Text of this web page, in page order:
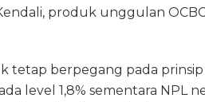
produk unggulan
tetap berpegang pada
level 1,8% sementara NPL